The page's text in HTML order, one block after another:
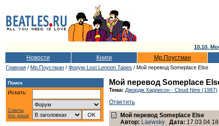
10.10.
Новости Книги Мр.Поустман
Главная / Мр.Поустман / Форум Lost Lennon Tapes / Мой перевод Someplace Else
Поиск
Искать:
Советы
Vox populi
Мой перевод Someplace
Тема: Джордж Харрисон - Cloud Nine (1987)
Ответить
Мой перевод Someplace Else
Автор: Laewsky Дата: 17.03.04